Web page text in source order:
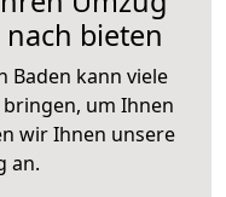
bieten
Baden kann viele
um Ihnen
wir Ihnen unsere
an.